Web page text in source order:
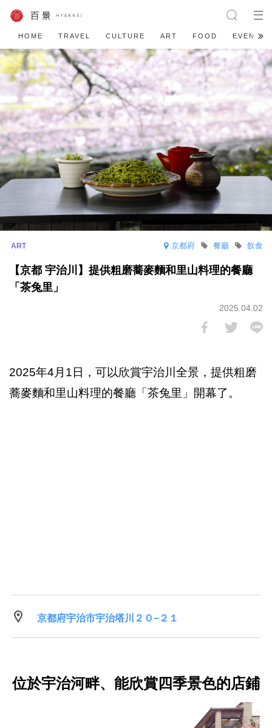
HOME TRAVEL CULTURE ART FOOD EVENT
京都府 飲食
餐廳
【京都 宇治川】提供粗磨蕎麥麵和里山料理的餐廳
「茶兔里」
2025.04.02
2025年4月1日，可以欣賞宇治川全景，提供粗磨
蕎麥麵和里山料理的餐廳「茶兔里」開幕了。
京都府宇治市宇治塔川２０−２１
位於宇治河畔、能欣賞四季景色的店鋪